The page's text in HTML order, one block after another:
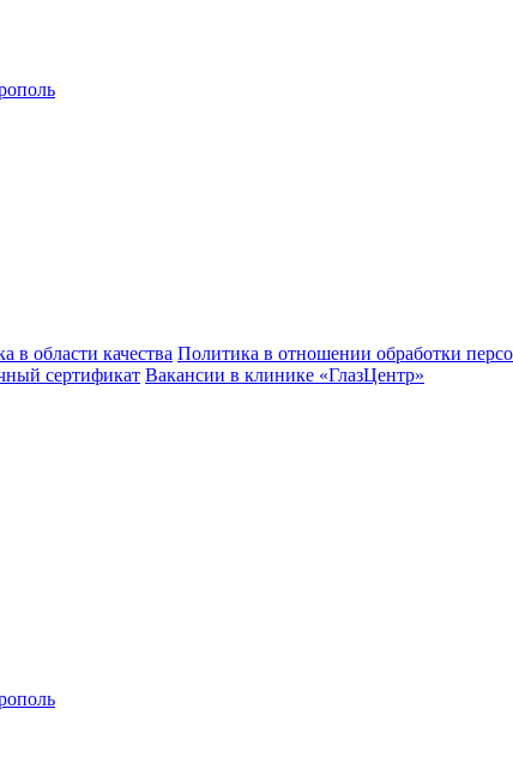
в области качества Политика в отношении обработки
сертификат Вакансии в клинике «ГлазЦентр»